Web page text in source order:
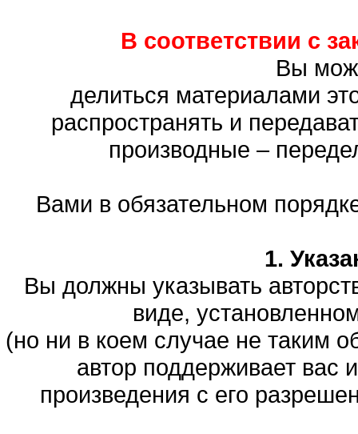
В соответствии с
Вы
делиться материалами
распространять и
производные –
Вами в обязательном
1.
Вы должны указывать
виде,
(но ни в коем случае не таким
автор поддерживает вас
произведения с его